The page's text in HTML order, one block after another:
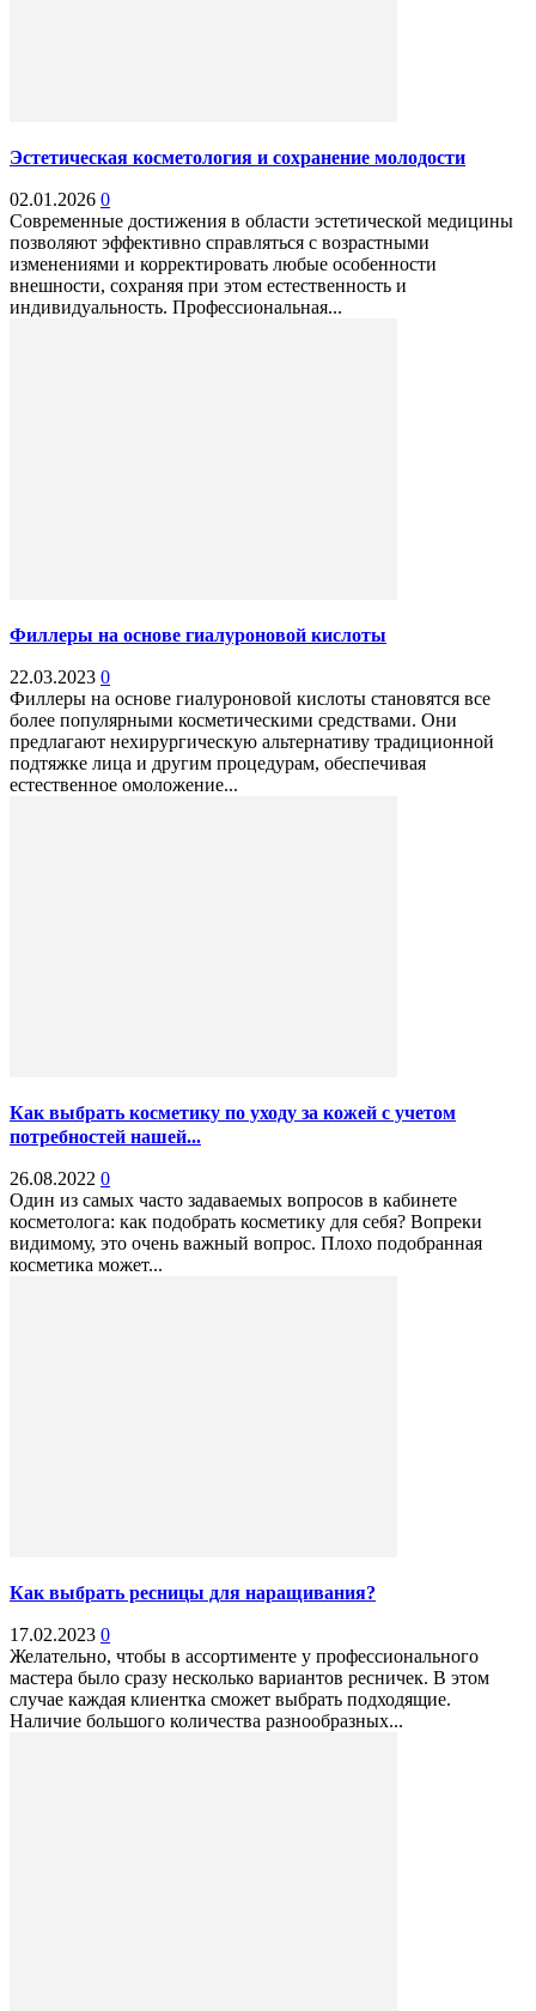
Эстетическая косметология и сохранение молодости
02.01.2026 0
Современные достижения в области эстетической медицины
позволяют эффективно справляться с возрастными
изменениями и корректировать любые особенности
внешности, сохраняя при этом естественность и
индивидуальность. Профессиональная...
Филлеры на основе гиалуроновой кислоты
22.03.2023 0
Филлеры на основе гиалуроновой кислоты становятся все
более популярными косметическими средствами. Они
предлагают нехирургическую альтернативу традиционной
подтяжке лица и другим процедурам, обеспечивая
естественное омоложение...
Как выбрать косметику по уходу за кожей с учетом
потребностей нашей...
26.08.2022 0
Один из самых часто задаваемых вопросов в кабинете
косметолога: как подобрать косметику для себя? Вопреки
видимому, это очень важный вопрос. Плохо подобранная
косметика может...
Как выбрать ресницы для наращивания?
17.02.2023 0
Желательно, чтобы в ассортименте у профессионального
мастера было сразу несколько вариантов ресничек. В этом
случае каждая клиентка сможет выбрать подходящие.
Наличие большого количества разнообразных...